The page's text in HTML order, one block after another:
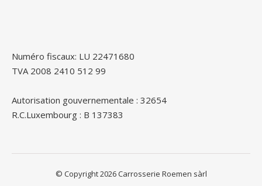
Numéro fiscaux: LU 22471680
TVA 2008 2410 512 99
Autorisation gouvernementale : 32654
R.C.Luxembourg : B 137383
© Copyright 2026 Carrosserie Roemen sàrl